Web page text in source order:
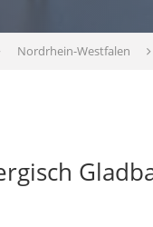
Nordrhein-Westfalen